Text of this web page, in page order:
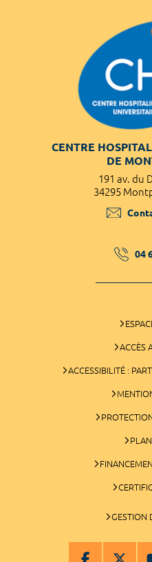
CENTRE
DE
191 av. du
34295
04
ACCÈS
ACCESSIBILITÉ :
GESTION